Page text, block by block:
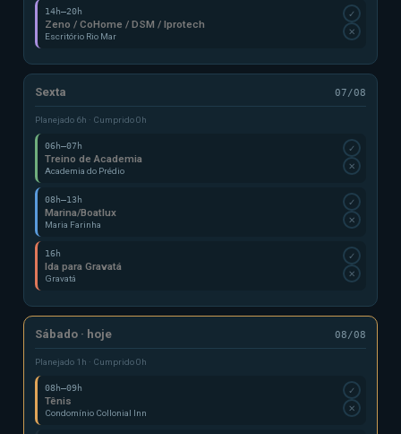
14h–20h
Zeno / CoHome / DSM / Iprotech
Escritório Rio Mar
✓
✕
Sexta 07/08
Planejado 6h · Cumprido 0h
06h–07h
Treino de Academia
Academia do Prédio
✓
✕
08h–13h
Marina/Boatlux
Maria Farinha
✓
✕
16h
Ida para Gravatá
Gravatá
✓
✕
Sábado · hoje 08/08
Planejado 1h · Cumprido 0h
08h–09h
Tênis
Condomínio Collonial Inn
✓
✕